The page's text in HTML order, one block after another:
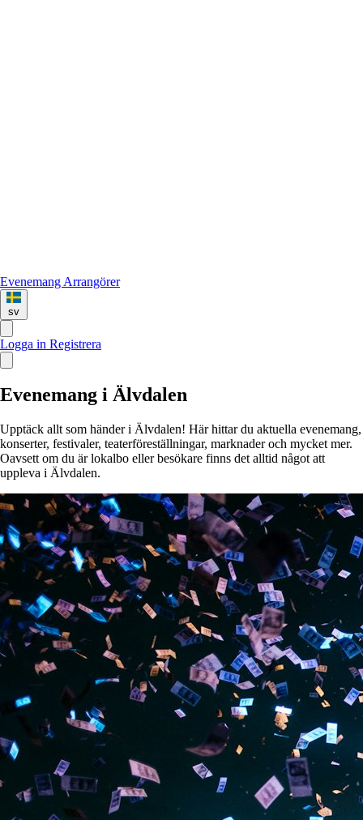
Evenemang Arrangörer
sv
Logga in Registrera
Evenemang i Älvdalen
Upptäck allt som händer i Älvdalen! Här hittar du aktuella evenemang,
konserter, festivaler, teaterföreställningar, marknader och mycket mer.
Oavsett om du är lokalbo eller besökare finns det alltid något att
uppleva i Älvdalen.